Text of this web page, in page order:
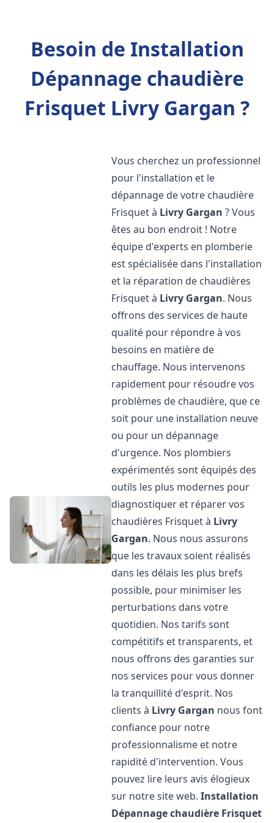
Besoin de Installation
Dépannage chaudière
Frisquet Livry Gargan ?
Vous cherchez un professionnel
pour l'installation et le
dépannage de votre chaudière
Frisquet à Livry Gargan ? Vous
êtes au bon endroit ! Notre
équipe d'experts en plomberie
est spécialisée dans l'installation
et la réparation de chaudières
Frisquet à Livry Gargan. Nous
offrons des services de haute
qualité pour répondre à vos
besoins en matière de
chauffage. Nous intervenons
rapidement pour résoudre vos
problèmes de chaudière, que ce
soit pour une installation neuve
ou pour un dépannage
d'urgence. Nos plombiers
expérimentés sont équipés des
outils les plus modernes pour
diagnostiquer et réparer vos
chaudières Frisquet à Livry
Gargan. Nous nous assurons
que les travaux soient réalisés
dans les délais les plus brefs
possible, pour minimiser les
perturbations dans votre
quotidien. Nos tarifs sont
compétitifs et transparents, et
nous offrons des garanties sur
nos services pour vous donner
la tranquillité d'esprit. Nos
clients à Livry Gargan nous font
confiance pour notre
professionnalisme et notre
rapidité d'intervention. Vous
pouvez lire leurs avis élogieux
sur notre site web.Installation
Dépannage chaudière Frisquet